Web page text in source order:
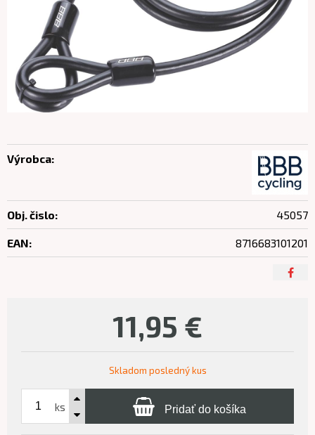
11,95 €
Skladom posledný kus
ks Pridať do košíka
Výrobca:
Obj. čislo: 45057
EAN: 8716683101201